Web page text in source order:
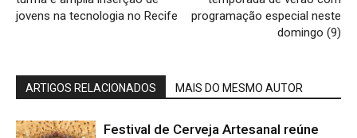
jovens na tecnologia no Recife
programação especial neste
domingo (9)
ARTIGOS RELACIONADOS MAIS DO MESMO AUTOR
Festival de Cerveja Artesanal reúne